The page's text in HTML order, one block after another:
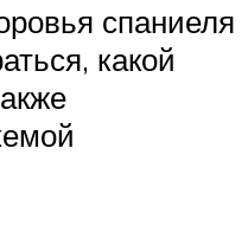
спаниеля
какой